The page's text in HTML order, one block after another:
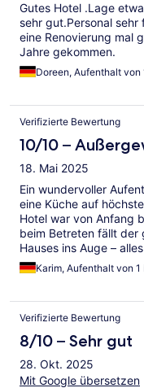
Gutes Hotel .Lage
sehr gut.Personal
eine Renovierung mal
Jahre gekommen.
Doreen, Aufenthalt von
Verifizierte Bewertung
10/10 –
18. Mai 2025
Ein wundervoller
eine Küche auf
Hotel war von Anfang
beim Betreten fällt der
Hauses ins Auge –
eingerichtet und
Hotelpersonal
fühlt sich vom ersten
rundum gut betreut.
jedoch die exzellente
Restaurantbereich.
Hochgenuss – frisch
viel Liebe zum Detail
Karim, Aufenthalt von
Verifizierte Bewertung
8/10 – Sehr gut
28. Okt. 2025
Mit Google übersetzen